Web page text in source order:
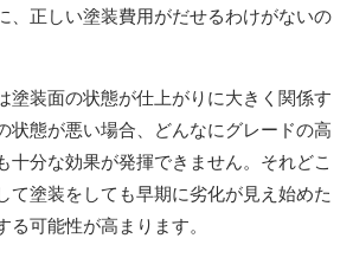
、正しい塗装費用がだせるわけがないの
塗装面の状態が仕上がりに大きく関係す
状態が悪い場合、どんなにグレードの高
十分な効果が発揮できません。それどこ
て塗装をしても早期に劣化が見え始めた
る可能性が高まります。